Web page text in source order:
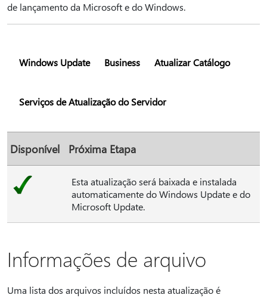
de lançamento da Microsoft e do Windows.
Windows Update Business Atualizar Catálogo
Serviços de Atualização do Servidor
Disponível Próxima Etapa
Esta atualização será baixada e instalada
automaticamente do Windows Update e do
Microsoft Update.
Informações de arquivo
Uma lista dos arquivos incluídos nesta atualização é